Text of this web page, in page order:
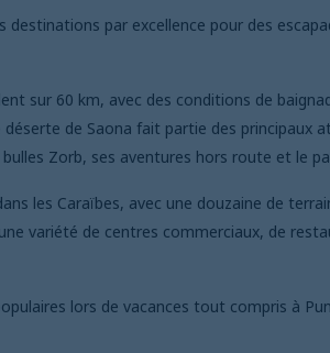
par excellence pour des
sur 60 km, avec des conditions de
de Saona fait partie des
Zorb, ses aventures hors route et le
les Caraïbes, avec une douzaine de
variété de centres commerciaux, de
lors de vacances tout compris à